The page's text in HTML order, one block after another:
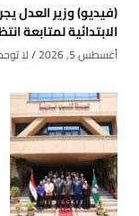
(فيديو) وزير العدل
الابتدائية لمتابعة
أغسطس 5, 2026 لا